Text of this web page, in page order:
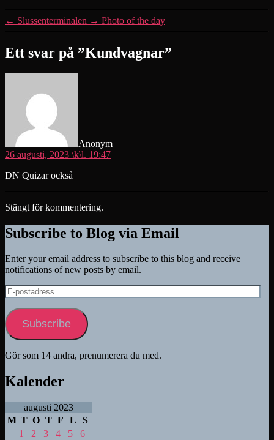
← Slussenterminalen → Photo of the day
Ett svar på ”Kundvagnar”
Anonym
26 augusti, 2023 \k\l. 19:47
DN Quizar också
Stängt för kommentering.
Subscribe to Blog via Email
Enter your email address to subscribe to this blog and receive
notifications of new posts by email.
E-
postadress
Subscribe
Gör som 14 andra, prenumerera du med.
Kalender
augusti 2023
M T O T F L
S
1
2 3 4 5
6